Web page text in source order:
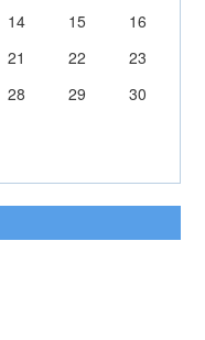
14 15
16
21 22
23
28 29
30